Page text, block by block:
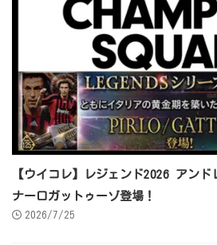
【ウイコレ】レジェンド2026 アン
ナーロガットゥーゾ登場！
2026/7/25